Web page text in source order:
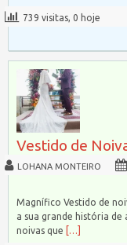
739 visitas, 0 hoje
Vestido de
LOHANA MONTEIRO
Magnífico Vestido de
a sua grande história
noivas que […]